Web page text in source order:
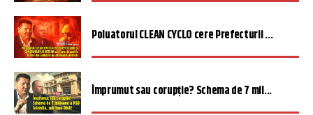
Poluatorul CLEAN CYCLO cere Prefecturii ...
Împrumut sau corupție? Schema de 7 mil...